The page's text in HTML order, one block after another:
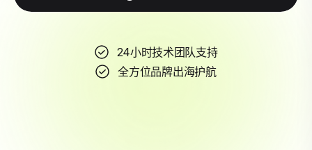
24小时技术团队支持
全方位品牌出海护航